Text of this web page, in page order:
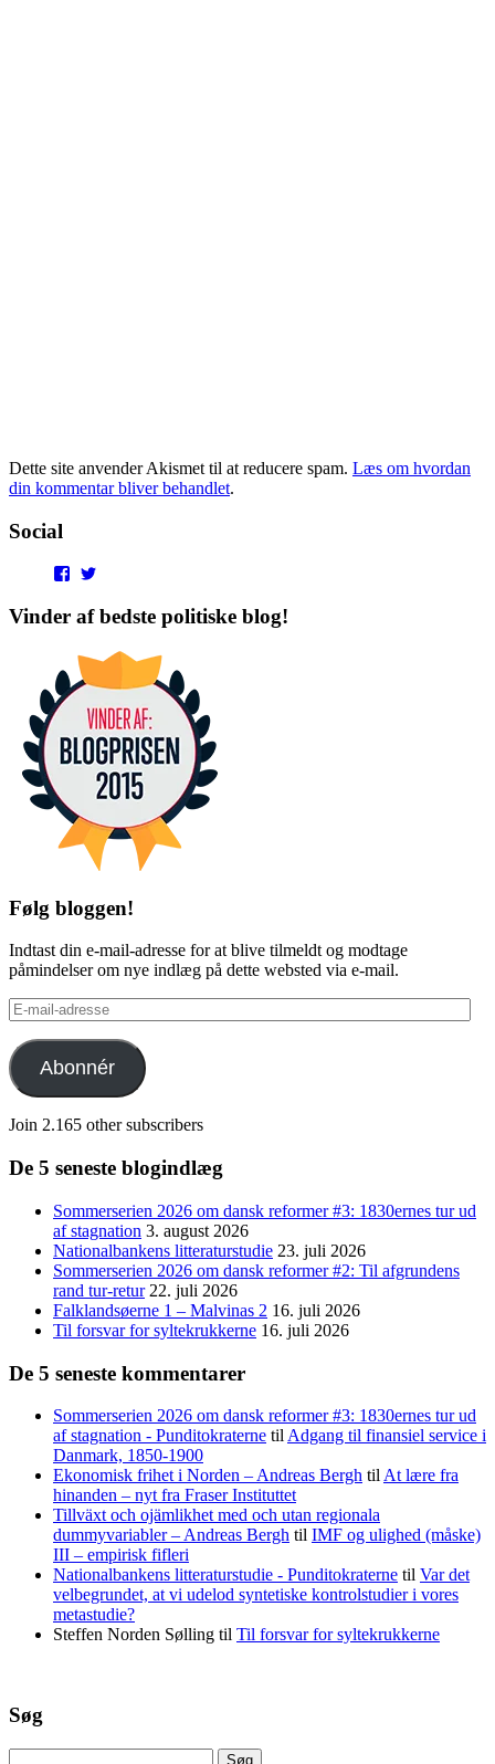
Dette site anvender Akismet til at reducere spam. Læs om hvordan
din kommentar bliver behandlet.
Social
View
profile
on
profile
on
Vinder af bedste politiske blog!
Følg bloggen!
Indtast din e-mail-adresse for at blive tilmeldt og modtage
påmindelser om nye indlæg på dette websted via e-mail.
E-
mail-
adresse
Abonnér
Join 2.165 other subscribers
De 5 seneste blogindlæg
Sommerserien 2026 om dansk reformer #3: 1830ernes tur ud
af stagnation 3. august 2026
Nationalbankens litteraturstudie 23. juli 2026
Sommerserien 2026 om dansk reformer #2: Til afgrundens
rand tur-retur 22. juli 2026
Falklandsøerne 1 – Malvinas 2 16. juli 2026
Til forsvar for syltekrukkerne 16. juli 2026
De 5 seneste kommentarer
Sommerserien 2026 om dansk reformer #3: 1830ernes tur ud
af stagnation - Punditokraterne til Adgang til finansiel service i
Danmark, 1850-1900
Ekonomisk frihet i Norden – Andreas Bergh til At lære fra
hinanden – nyt fra Fraser Instituttet
Tillväxt och ojämlikhet med och utan regionala
dummyvariabler – Andreas Bergh til IMF og ulighed (måske)
III – empirisk fifleri
Nationalbankens litteraturstudie - Punditokraterne til Var det
velbegrundet, at vi udelod syntetiske kontrolstudier i vores
metastudie?
Steffen Norden Sølling til Til forsvar for syltekrukkerne
Søg